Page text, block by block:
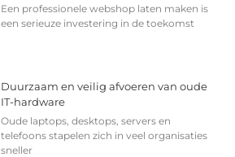
Een professionele webshop laten maken is
een serieuze investering in de toekomst
Duurzaam en veilig afvoeren van oude
IT-hardware
Oude laptops, desktops, servers en
telefoons stapelen zich in veel organisaties
sneller